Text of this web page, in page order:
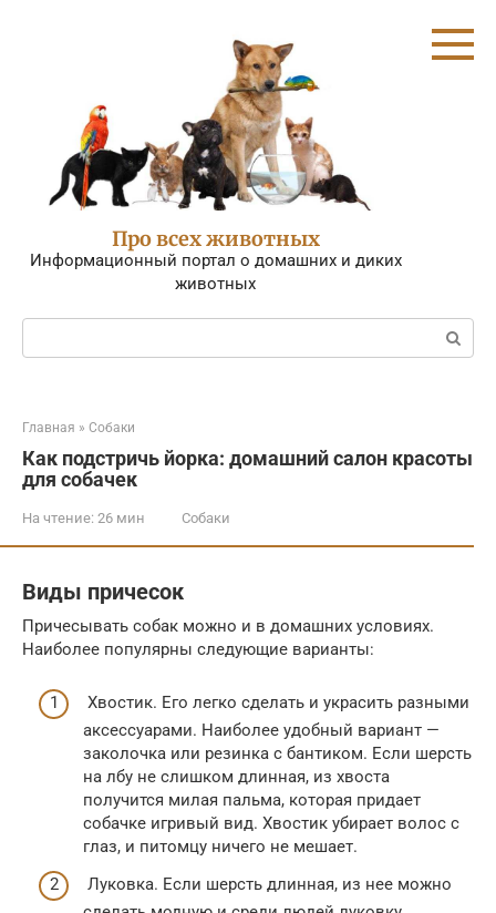
Про всех животных
Информационный портал о домашних и диких
животных
Поиск:
Главная » Собаки
Как подстричь йорка: домашний салон красоты
для собачек
На чтение: 26 мин Собаки
Виды причесок
Причесывать собак можно и в домашних условиях.
Наиболее популярны следующие варианты:
Хвостик. Его легко сделать и украсить разными
аксессуарами. Наиболее удобный вариант —
заколочка или резинка с бантиком. Если шерсть
на лбу не слишком длинная, из хвоста
получится милая пальма, которая придает
собачке игривый вид. Хвостик убирает волос с
глаз, и питомцу ничего не мешает.
Луковка. Если шерсть длинная, из нее можно